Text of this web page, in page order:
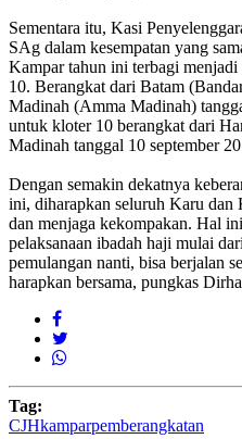
Sementara itu, Kasi
SAg dalam kesempatan yang
Kampar tahun ini terbagi
10. Berangkat dari Batam
Madinah (Amma Madinah)
untuk kloter 10 berangkat dari
Madinah tanggal 10 september
Dengan semakin dekatnya
ini, diharapkan seluruh Karu
dan menjaga kekompakan. Hal
pelaksanaan ibadah haji mulai
pemulangan nanti, bisa berjalan
harapkan bersama, pungkas
Tag:
CJHkamparpemberangkatan